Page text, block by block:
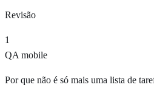
Revisão
1
QA mobile
Por que não é só mais uma lista de